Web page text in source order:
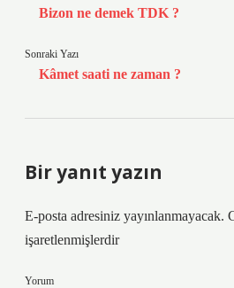
Bizon ne demek TDK ?
Sonraki Yazı
Kâmet saati ne zaman ?
Bir yanıt yazın
E-posta adresiniz yayınlanmayacak.
işaretlenmişlerdir
Yorum